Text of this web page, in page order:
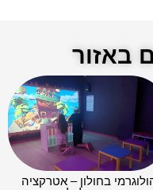
באזור
בחולון – אטרקציה